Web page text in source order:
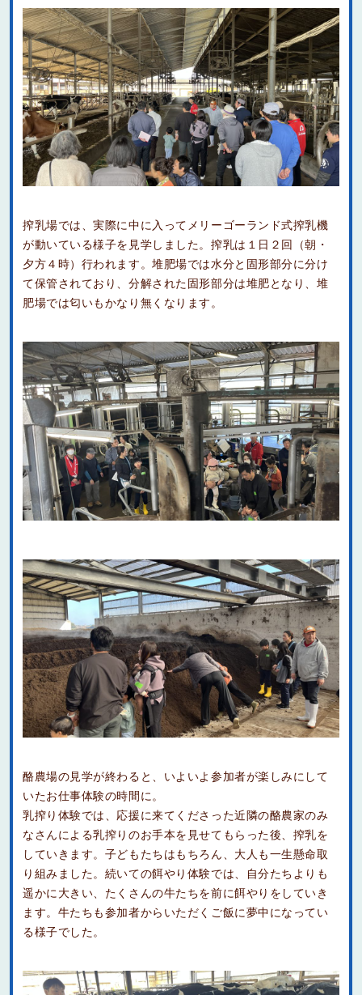
搾乳場では、実際に中に入ってメリーゴーランド式搾乳機
が動いている様子を見学しました。搾乳は１日２回（朝・
夕方４時）行われます。堆肥場では水分と固形部分に分け
て保管されており、分解された固形部分は堆肥となり、堆
肥場では匂いもかなり無くなります。
酪農場の見学が終わると、いよいよ参加者が楽しみにして
いたお仕事体験の時間に。
乳搾り体験では、応援に来てくださった近隣の酪農家のみ
なさんによる乳搾りのお手本を見せてもらった後、搾乳を
していきます。子どもたちはもちろん、大人も一生懸命取
り組みました。続いての餌やり体験では、自分たちよりも
遥かに大きい、たくさんの牛たちを前に餌やりをしていき
ます。牛たちも参加者からいただくご飯に夢中になってい
る様子でした。